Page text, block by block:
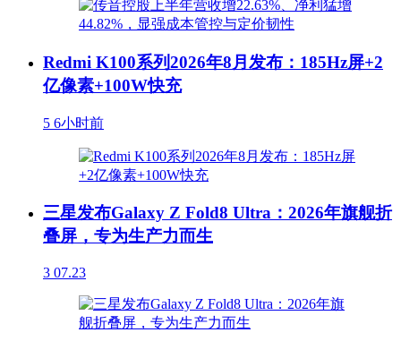
Redmi K100系列2026年8月发布：185Hz屏+2
亿像素+100W快充
5 6小时前
三星发布Galaxy Z Fold8 Ultra：2026年旗舰折
叠屏，专为生产力而生
3 07.23